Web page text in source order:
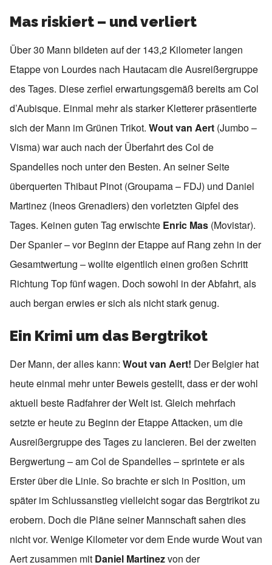
Mas riskiert – und verliert
Über 30 Mann bildeten auf der 143,2 Kilometer langen
Etappe von Lourdes nach Hautacam die Ausreißergruppe
des Tages. Diese zerfiel erwartungsgemäß bereits am Col
d’Aubisque. Einmal mehr als starker Kletterer präsentierte
sich der Mann im Grünen Trikot. Wout van Aert (Jumbo –
Visma) war auch nach der Überfahrt des Col de
Spandelles noch unter den Besten. An seiner Seite
überquerten Thibaut Pinot (Groupama – FDJ) und Daniel
Martinez (Ineos Grenadiers) den vorletzten Gipfel des
Tages. Keinen guten Tag erwischte Enric Mas (Movistar).
Der Spanier – vor Beginn der Etappe auf Rang zehn in der
Gesamtwertung – wollte eigentlich einen großen Schritt
Richtung Top fünf wagen. Doch sowohl in der Abfahrt, als
auch bergan erwies er sich als nicht stark genug.
Ein Krimi um das Bergtrikot
Der Mann, der alles kann: Wout van Aert! Der Belgier hat
heute einmal mehr unter Beweis gestellt, dass er der wohl
aktuell beste Radfahrer der Welt ist. Gleich mehrfach
setzte er heute zu Beginn der Etappe Attacken, um die
Ausreißergruppe des Tages zu lancieren. Bei der zweiten
Bergwertung – am Col de Spandelles – sprintete er als
Erster über die Linie. So brachte er sich in Position, um
später im Schlussanstieg vielleicht sogar das Bergtrikot zu
erobern. Doch die Pläne seiner Mannschaft sahen dies
nicht vor. Wenige Kilometer vor dem Ende wurde Wout van
Aert zusammen mit Daniel Martinezvon der